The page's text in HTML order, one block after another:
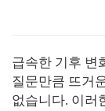
급속한 기후 변
질문만큼 뜨거
없습니다. 이러